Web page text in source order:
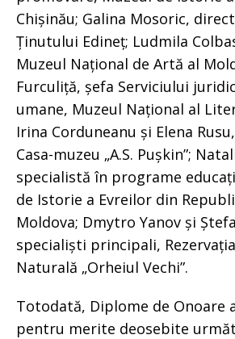
Chișinău; Galina Mosoric,
Ținutului Edineț; Ludmila
Muzeul Național de Artă al
Furculiță, șefa Serviciului
umane, Muzeul Național al
Irina Corduneanu și Elena
Casa-muzeu „A.S. Pușkin”;
specialistă în programe
de Istorie a Evreilor din
Moldova; Dmytro Yanov și
specialiști principali,
Naturală „Orheiul Vechi”.
Totodată, Diplome de Onoare
pentru merite deosebite